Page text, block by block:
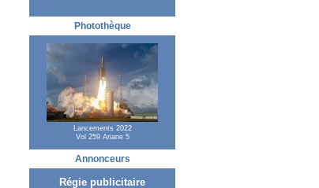
Photothèque
Lancements 2022
Vol 259 Ariane 5
Annonceurs
Régie publicitaire